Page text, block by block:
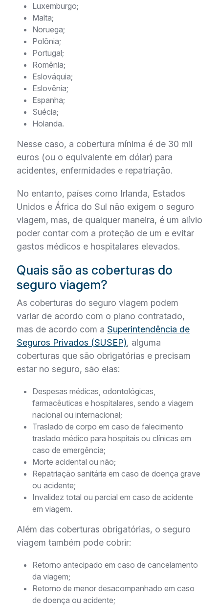
Luxemburgo;
Malta;
Noruega;
Polônia;
Portugal;
Romênia;
Eslováquia;
Eslovênia;
Espanha;
Suécia;
Holanda.
Nesse caso, a cobertura mínima é de 30 mil
euros (ou o equivalente em dólar) para
acidentes, enfermidades e repatriação.
No entanto, países como Irlanda, Estados
Unidos e África do Sul não exigem o seguro
viagem, mas, de qualquer maneira, é um alívio
poder contar com a proteção de um e evitar
gastos médicos e hospitalares elevados.
Quais são as coberturas do
seguro viagem?
As coberturas do seguro viagem podem
variar de acordo com o plano contratado,
mas de acordo com a Superintendência de
Seguros Privados (SUSEP), alguma
coberturas que são obrigatórias e precisam
estar no seguro, são elas:
Despesas médicas, odontológicas,
farmacêuticas e hospitalares, sendo a viagem
nacional ou internacional;
Traslado de corpo em caso de falecimento
traslado médico para hospitais ou clínicas em
caso de emergência;
Morte acidental ou não;
Repatriação sanitária em caso de doença grave
ou acidente;
Invalidez total ou parcial em caso de acidente
em viagem.
Além das coberturas obrigatórias, o seguro
viagem também pode cobrir:
Retorno antecipado em caso de cancelamento
da viagem;
Retorno de menor desacompanhado em caso
de doença ou acidente;